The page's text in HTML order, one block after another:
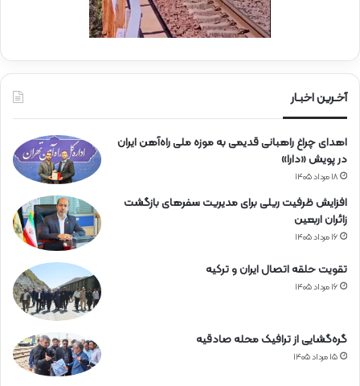
آخـرین اخبـار
اهدای چراغ راهبانی قدیمی به موزه ملی راه‌آهن ایران
در پویش «دارا»
۱۸ مرداد ۱۴۰۵
افزایش ظرفیت ریلی برای مدیریت سفرهای بازگشت
زائران اربعین
۱۶ مرداد ۱۴۰۵
تقویت حلقه اتصال ایران و ترکیه
۱۶ مرداد ۱۴۰۵
گره‌گشایی از ترافیک محله صادقیه
۱۵ مرداد ۱۴۰۵